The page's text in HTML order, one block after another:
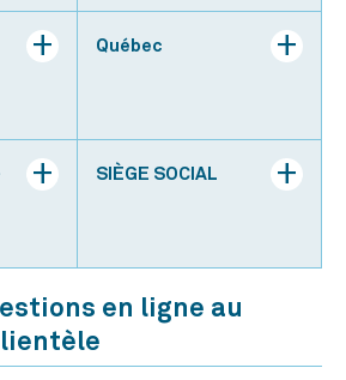
Québec
SIÈGE SOCIAL
en ligne au